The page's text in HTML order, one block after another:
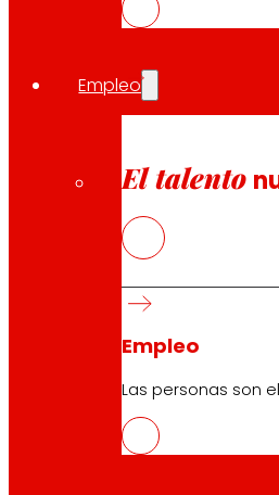
Empleo
El talento
Empleo
Las personas son
digital donde los productores
es recuperar las variedades
en la promoción y desarrollo
cultivada en el entorno más
venta de txakoli en el
EROSKI colabora con más